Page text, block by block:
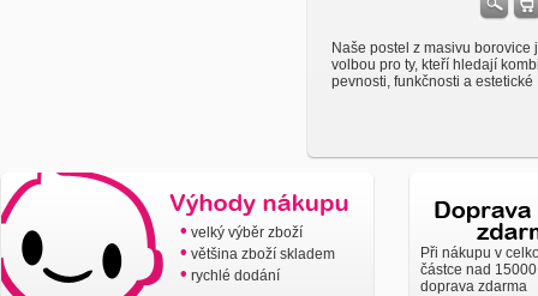
Naše postel z masivu borovice
volbou pro ty, kteří hledají
pevnosti, funkčnosti a estetické
• velký výběr zboží
• většina zboží skladem
• rychlé dodání
Při nákupu v
částce nad
doprava zdarma